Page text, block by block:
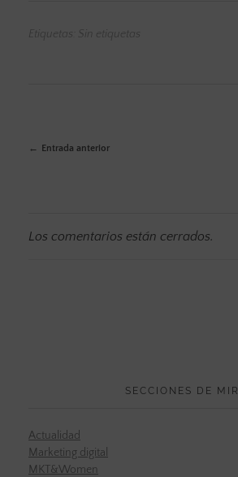
Etiquetas: Sin etiquetas
Entrada anterior
Los comentarios están cerrados.
SECCIONES DE MIR
Actualidad
Marketing digital
MKT&Women